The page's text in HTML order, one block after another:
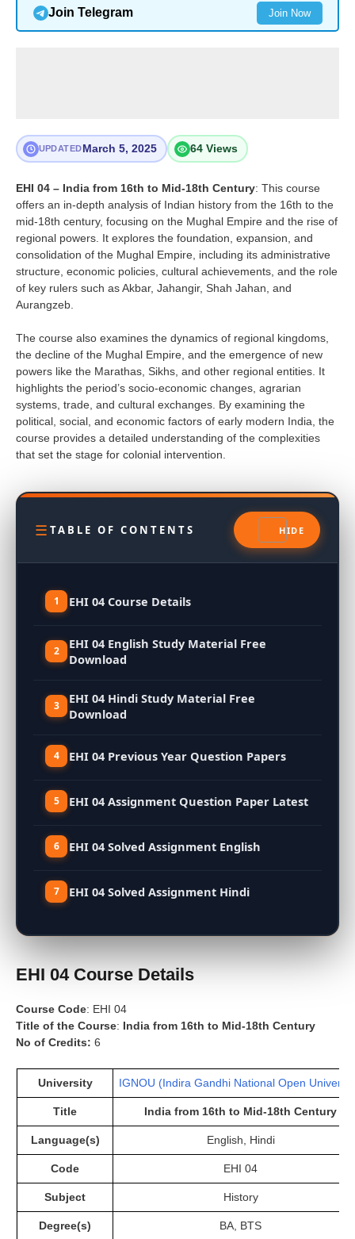
Join Telegram Join Now
UPDATED March 5, 2025 64 Views
EHI 04 – India from 16th to Mid-18th Century: This course
offers an in-depth analysis of Indian history from the 16th to the
mid-18th century, focusing on the Mughal Empire and the rise of
regional powers. It explores the foundation, expansion, and
consolidation of the Mughal Empire, including its administrative
structure, economic policies, cultural achievements, and the role
of key rulers such as Akbar, Jahangir, Shah Jahan, and
Aurangzeb.
The course also examines the dynamics of regional kingdoms,
the decline of the Mughal Empire, and the emergence of new
powers like the Marathas, Sikhs, and other regional entities. It
highlights the period’s socio-economic changes, agrarian
systems, trade, and cultural exchanges. By examining the
political, social, and economic factors of early modern India, the
course provides a detailed understanding of the complexities
that set the stage for colonial intervention.
TABLE OF CONTENTS
EHI 04 Course Details
EHI 04 English Study Material Free
Download
EHI 04 Hindi Study Material Free
Download
EHI 04 Previous Year Question Papers
EHI 04 Assignment Question Paper Latest
EHI 04 Solved Assignment English
EHI 04 Solved Assignment Hindi
EHI 04 Course Details
Course Code: EHI 04
Title of the Course: India from 16th to Mid-18th Century
No of Credits: 6
University IGNOU (Indira Gandhi National Open
Title India from 16th to Mid-18th Century
Language(s) English, Hindi
Code EHI 04
Subject History
Degree(s) BA, BTS